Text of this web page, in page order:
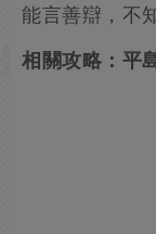
能言善辯，不
相關攻略：平